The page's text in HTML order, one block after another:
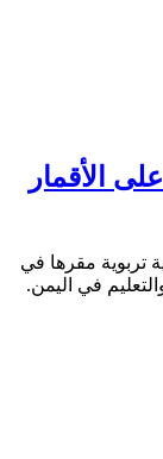
الأقمار
تربوية مقرها في
في اليمن.